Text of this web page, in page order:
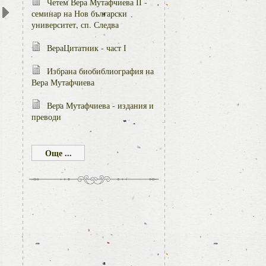
семинар на Нов български
университет, сп. Следва
ВераЦитатник - част І
Избрана биобиблиография на
Вера Мутафчиева
Вера Мутафчиева - издания и
преводи
Още ...